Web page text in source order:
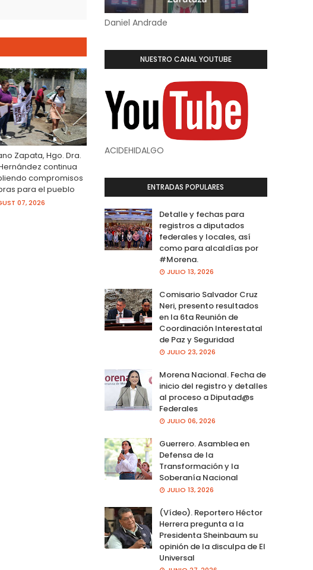
Zapata, Hgo. Dra.
continua
compromisos
para el pueblo
07, 2026
Daniel Andrade
NUESTRO CANAL YOUTUBE
ACIDEHIDALGO
ENTRADAS POPULARES
Detalle y fechas para
registros a diputados
federales y locales, así
como para alcaldías por
#Morena.
JULIO 13, 2026
Comisario Salvador Cruz
Neri, presento resultados
en la 6ta Reunión de
Coordinación Interestatal
de Paz y Seguridad
JULIO 23, 2026
Morena Nacional. Fecha de
inicio del registro y detalles
al proceso a Diputad@s
Federales
JULIO 06, 2026
Guerrero. Asamblea en
Defensa de la
Transformación y la
Soberanía Nacional
JULIO 13, 2026
(Vídeo). Reportero Héctor
Herrera pregunta a la
Presidenta Sheinbaum su
opinión de la disculpa de El
Universal